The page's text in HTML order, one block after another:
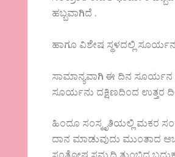
ಹಬ್ಬವಾಗಿದೆ .
ಹಾಗೂ ವಿಶೇಷ ಸ್ಥಳದಲ್ಲಿ
ಸಾಮಾನ್ಯವಾಗಿ ಈ ದಿನ ಸೂರ್ಯನ
ಸೂರ್ಯನು ದಕ್ಷಿಣದಿಂದ ಉತ್ತರ
ಹಿಂದೂ ಸಂಸ್ಕೃತಿಯಲ್ಲಿ ಮಕರ
ದಾನ ಮಾಡುವುದು ಮುಂತಾದ